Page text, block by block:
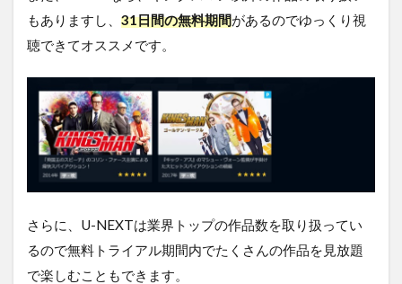
方
法
と
め
もありますし、 31日間の無料期間があるのでゆっくり視
聴できてオススメです。
さらに、U-NEXTは業界トップの作品数を取り扱ってい
るので無料トライアル期間内でたくさんの作品を見放題
で楽しむこともできます。